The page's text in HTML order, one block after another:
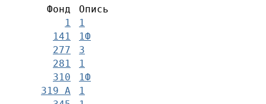
Фонд
Опись
1
1
141
1Ф
277
3
281
1
310
1Ф
319 А
1